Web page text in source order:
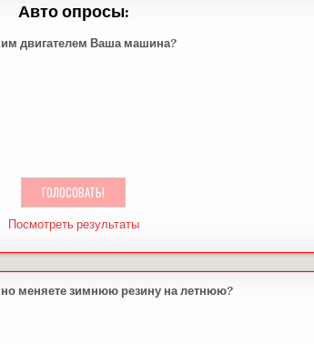
Авто опросы:
двигателем Ваша машина?
Посмотреть результаты
меняете зимнюю резину на летнюю?